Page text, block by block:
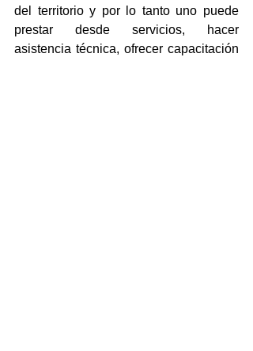
del territorio y por lo tanto uno puede
prestar desde servicios, hacer
asistencia técnica, ofrecer capacitación